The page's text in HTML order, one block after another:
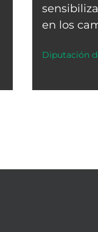
en los
Diputación